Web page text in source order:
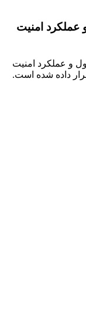
عملکرد امنیت
و عملکرد امنیت
داده شده است.